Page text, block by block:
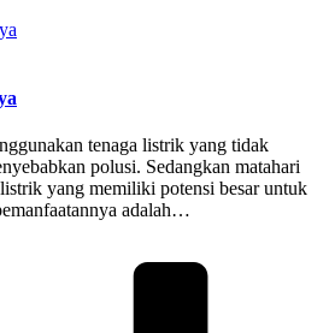
tenaga listrik yang tidak
polusi. Sedangkan matahari
yang memiliki potensi besar untuk
adalah…